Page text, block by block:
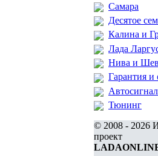
Самара
Десятое
Калина и
Лада
Нива и
Гарантия и
Тюнинг
© 2008 - 2026
проект